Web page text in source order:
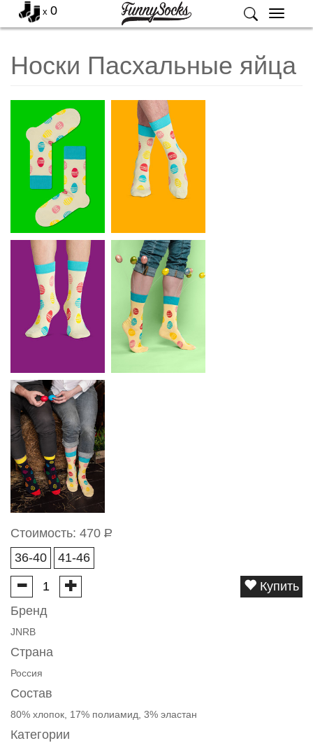
Меню
x 0
Носки Пасхальные яйца
Стоимость: 470 Р
36-40
41-46
Купить
Бренд
JNRB
Страна
Россия
Состав
80% хлопок, 17% полиамид, 3% эластан
Категории